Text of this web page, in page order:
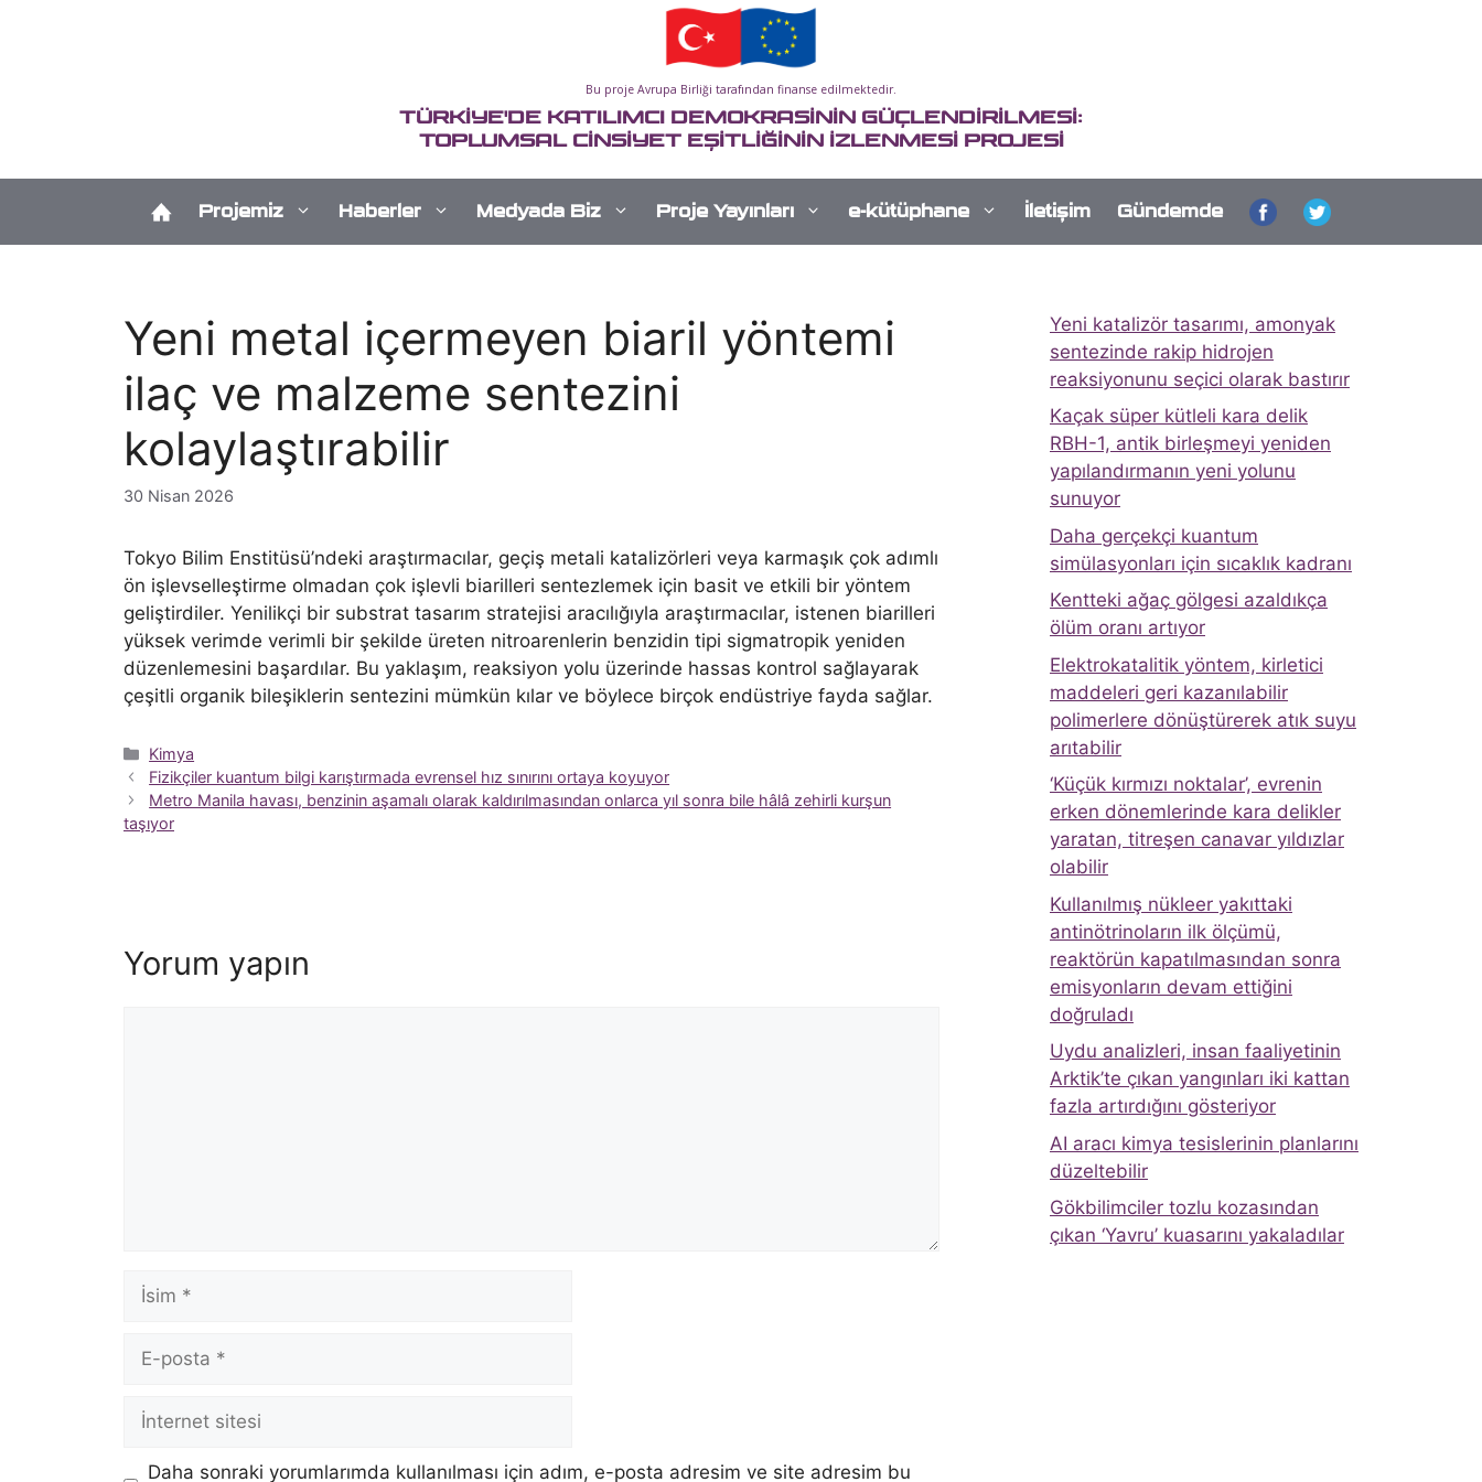
Bu proje Avrupa Birliği tarafından finanse edilmektedir.
TÜRKİYE'DE KATILIMCI DEMOKRASİNİN GÜÇLENDİRİLMESİ:
TOPLUMSAL CİNSİYET EŞİTLİĞİNİN İZLENMESİ PROJESİ
Projemiz Haberler Medyada Biz Proje Yayınları e-kütüphane İletişim Gündemde
Yeni metal içermeyen biaril yöntemi
ilaç ve malzeme sentezini
kolaylaştırabilir
30 Nisan 2026
Tokyo Bilim Enstitüsü’ndeki araştırmacılar, geçiş metali katalizörleri veya karmaşık çok adımlı
ön işlevselleştirme olmadan çok işlevli biarilleri sentezlemek için basit ve etkili bir yöntem
geliştirdiler. Yenilikçi bir substrat tasarım stratejisi aracılığıyla araştırmacılar, istenen biarilleri
yüksek verimde verimli bir şekilde üreten nitroarenlerin benzidin tipi sigmatropik yeniden
düzenlemesini başardılar. Bu yaklaşım, reaksiyon yolu üzerinde hassas kontrol sağlayarak
çeşitli organik bileşiklerin sentezini mümkün kılar ve böylece birçok endüstriye fayda sağlar.
Kategoriler
Kimya
Fizikçiler kuantum bilgi karıştırmada evrensel hız sınırını ortaya koyuyor
Metro Manila havası, benzinin aşamalı olarak kaldırılmasından onlarca yıl sonra bile hâlâ zehirli kurşun
taşıyor
Yorum yapın
İsim
posta
İnternet
sitesi
Daha sonraki yorumlarımda kullanılması için adım, e-posta adresim ve site adresim bu
Yeni katalizör tasarımı, amonyak
sentezinde rakip hidrojen
reaksiyonunu seçici olarak bastırır
Kaçak süper kütleli kara delik
RBH-1, antik birleşmeyi yeniden
yapılandırmanın yeni yolunu
sunuyor
Daha gerçekçi kuantum
simülasyonları için sıcaklık kadranı
Kentteki ağaç gölgesi azaldıkça
ölüm oranı artıyor
Elektrokatalitik yöntem, kirletici
maddeleri geri kazanılabilir
polimerlere dönüştürerek atık suyu
arıtabilir
‘Küçük kırmızı noktalar’, evrenin
erken dönemlerinde kara delikler
yaratan, titreşen canavar yıldızlar
olabilir
Kullanılmış nükleer yakıttaki
antinötrinoların ilk ölçümü,
reaktörün kapatılmasından sonra
emisyonların devam ettiğini
doğruladı
Uydu analizleri, insan faaliyetinin
Arktik’te çıkan yangınları iki kattan
fazla artırdığını gösteriyor
AI aracı kimya tesislerinin planlarını
düzeltebilir
Gökbilimciler tozlu kozasından
çıkan ‘Yavru’ kuasarını yakaladılar